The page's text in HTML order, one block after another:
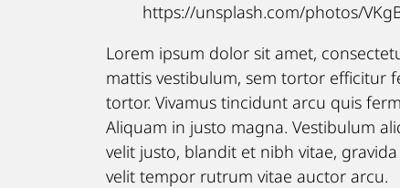
https://unsplash.com/photos/
Lorem ipsum dolor sit amet,
mattis vestibulum, sem tortor efficitur
tortor. Vivamus tincidunt arcu quis
Aliquam in justo magna. Vestibulum
velit justo, blandit et nibh vitae,
velit tempor rutrum vitae auctor arcu.